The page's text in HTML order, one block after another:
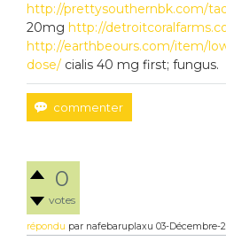
http://prettysouthernbk.com/
20mg http://
http://earthbeours.com/item/
dose/ cialis 40 mg first; fungus.
0
votes
répondu par nafebaruplaxu 03-Décembre-